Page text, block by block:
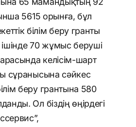
5615 орынға, бұл
білім беру гранты
ішінде 70 жұмыс беруші
келісім-шарт
сұранысына сәйкес
беру грантына 580
Ол біздің өңірдегі